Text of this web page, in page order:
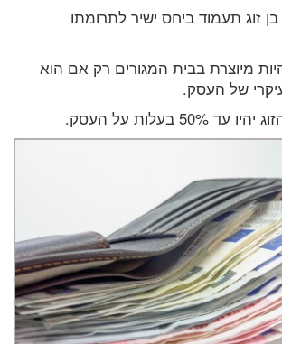
זוג תעמוד ביחס ישיר לתרומתו
מיוצרת בבית המגורים רק אם הוא
של העסק.
בעלות על העסק.